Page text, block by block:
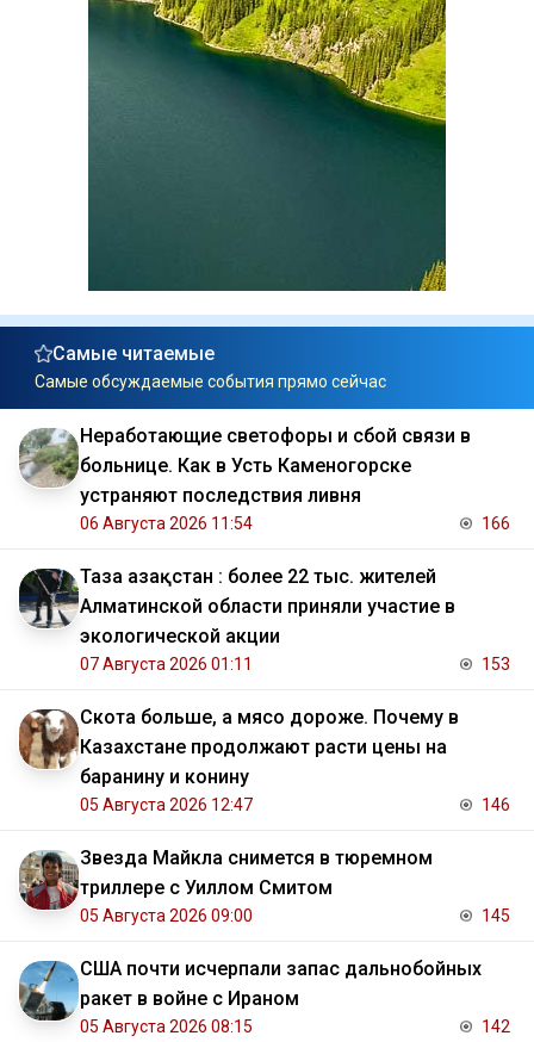
Самые читаемые
Самые обсуждаемые события прямо сейчас
Неработающие светофоры и сбой связи в
больнице. Как в Усть Каменогорске
устраняют последствия ливня
06 Августа 2026 11:54 166
Таза Қазақстан : более 22 тыс. жителей
Алматинской области приняли участие в
экологической акции
07 Августа 2026 01:11 153
Скота больше, а мясо дороже. Почему в
Казахстане продолжают расти цены на
баранину и конину
05 Августа 2026 12:47 146
Звезда Майкла снимется в тюремном
триллере с Уиллом Смитом
05 Августа 2026 09:00 145
США почти исчерпали запас дальнобойных
ракет в войне с Ираном
05 Августа 2026 08:15 142